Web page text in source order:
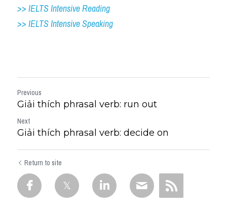
>> IELTS Intensive Reading
>> IELTS Intensive Speaking
Previous
Giải thích phrasal verb: run out
Next
Giải thích phrasal verb: decide on
Return to site